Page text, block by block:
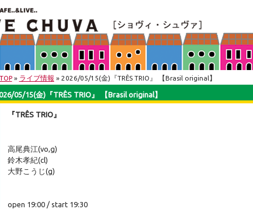
TOP» ライブ情報 » 2026/05/15(金)『TRÊS TRIO』 【Brasil original】
05/15(金)『TRÊS TRIO』 【Brasil original】
『TRÊS TRIO』
高尾典江(vo,g)
鈴木孝紀(cl)
大野こうじ(g)
open 19:00 / start 19:30